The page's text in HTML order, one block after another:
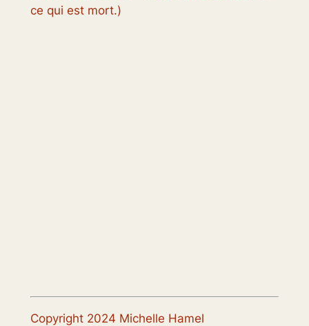
ce qui est mort.)
Copyright 2024 Michelle Hamel